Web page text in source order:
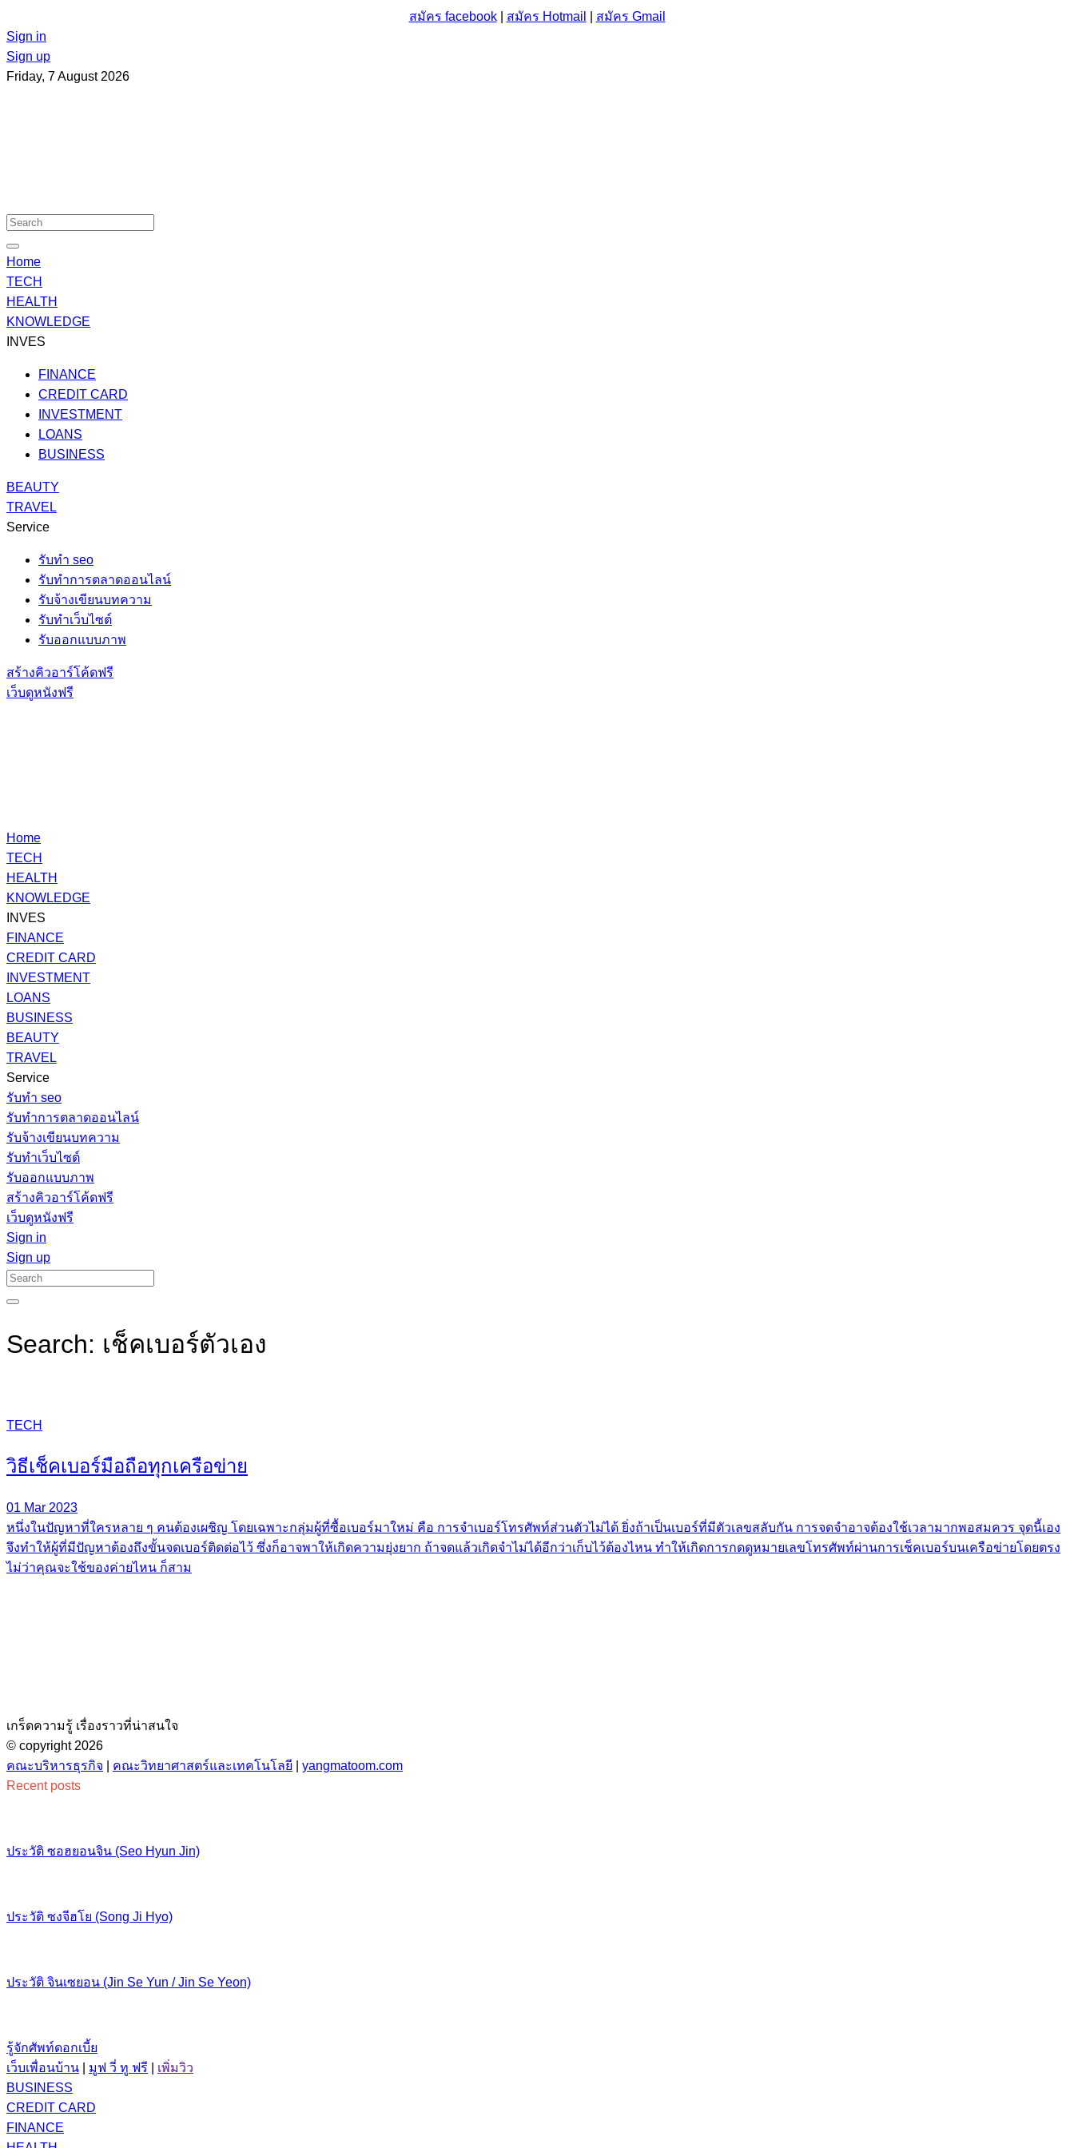
สมัคร facebook| สมัคร Hotmail
สมัคร Gmail
Sign in
Sign up
Friday, 7 August 2026
Home
TECH
HEALTH
KNOWLEDGE
INVES
FINANCE
CREDIT CARD
INVESTMENT
LOANS
BUSINESS
BEAUTY
TRAVEL
Service
รับทํา seo
รับทำการตลาดออนไลน์
รับจ้างเขียนบทความ
รับทำเว็บไซต์
รับออกแบบภาพ
สร้างคิวอาร์โค้ดฟรี
เว็บดูหนังฟรี
Home
TECH
HEALTH
KNOWLEDGE
INVES
FINANCE
CREDIT CARD
INVESTMENT
LOANS
BUSINESS
BEAUTY
TRAVEL
Service
รับทํา seo
รับทำการตลาดออนไลน์
รับจ้างเขียนบทความ
รับทำเว็บไซต์
รับออกแบบภาพ
สร้างคิวอาร์โค้ดฟรี
เว็บดูหนังฟรี
Sign in
Sign up
Search: เช็คเบอร์ตัวเอง
TECH
วิธีเช็คเบอร์มือถือทุกเครือข่าย
01 Mar 2023
หนึ่งในปัญหาที่ใครหลาย ๆ คนต้องเผชิญ โดยเฉพาะกลุ่มผู้ที่ซื้อเบอร์มาใหม่ คือ การจำเบอร์โทรศัพท์ส่วนตัวไม่ได้ ยิ่งถ้าเป็นเบอร์ที่มีตัวเลขสลับกัน การจดจำอาจต้องใช้เวลามากพอสมควร จุดนี้เอง
จึงทำให้ผู้ที่มีปัญหาต้องถึงขั้นจดเบอร์ติดต่อไว้ ซึ่งก็อาจพาให้เกิดความยุ่งยาก ถ้าจดแล้วเกิดจำไม่ได้อีกว่าเก็บไว้ต้องไหน ทำให้เกิดการกดดูหมายเลขโทรศัพท์ผ่านการเช็คเบอร์บนเครือข่ายโดยตรง
ไม่ว่าคุณจะใช้ของค่ายไหน ก็สาม
เกร็ดความรู้ เรื่องราวที่น่าสนใจ
© copyright 2026
คณะบริหารธุรกิจ
คณะวิทยาศาสตร์และเทคโนโลยี
yangmatoom.com
Recent posts
ประวัติ ซอฮยอนจิน (Seo Hyun Jin)
ประวัติ ซงจีฮโย (Song Ji Hyo)
ประวัติ จินเซยอน (Jin Se Yun / Jin Se Yeon)
รู้จักศัพท์ดอกเบี้ย
เว็บเพื่อนบ้าน
มูฟ วี่ ทู ฟรี
เพิ่มวิว
BUSINESS
CREDIT CARD
FINANCE